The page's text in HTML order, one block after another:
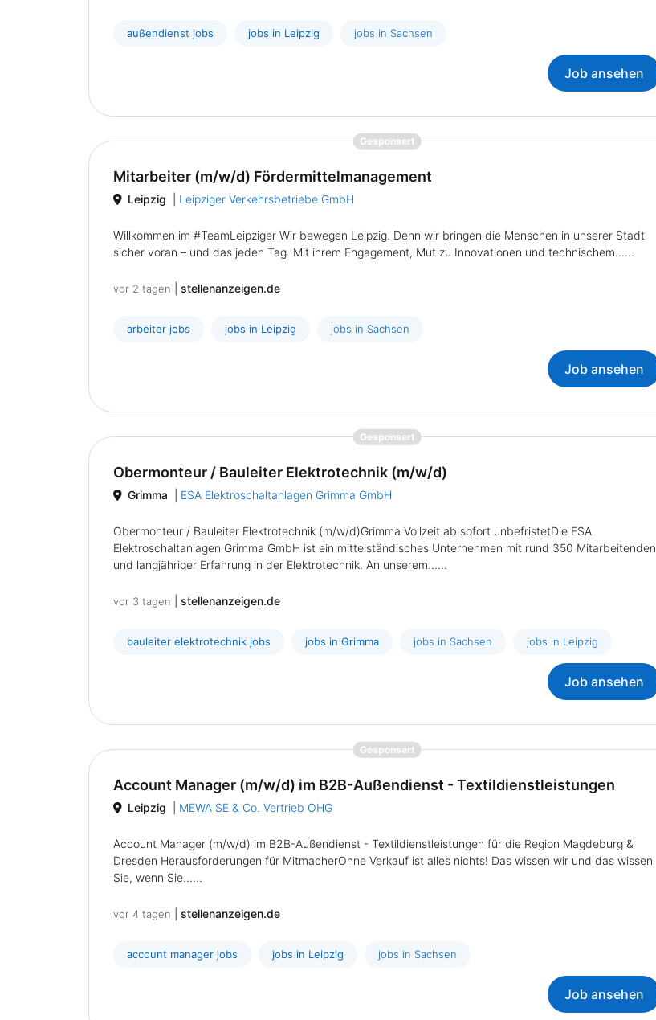
außendienst jobs jobs in Leipzig jobs in Sachsen
Job ansehen
Gesponsert{prompt.job}
Mitarbeiter (m/w/d) Fördermittelmanagement
Leipzig Leipziger Verkehrsbetriebe GmbH
Willkommen im #TeamLeipziger Wir bewegen Leipzig. Denn wir bringen die Menschen in unserer Stadt
sicher voran – und das jeden Tag. Mit ihrem Engagement, Mut zu Innovationen und technischem......
vor 2 tagen stellenanzeigen.de
arbeiter jobs jobs in Leipzig jobs in Sachsen
Job ansehen
Gesponsert{prompt.job}
Obermonteur / Bauleiter Elektrotechnik (m/w/d)
Grimma ESA Elektroschaltanlagen Grimma GmbH
Obermonteur / Bauleiter Elektrotechnik (m/w/d)Grimma Vollzeit ab sofort unbefristetDie ESA
Elektroschaltanlagen Grimma GmbH ist ein mittelständisches Unternehmen mit rund 350 Mitarbeitenden
und langjähriger Erfahrung in der Elektrotechnik. An unserem......
vor 3 tagen stellenanzeigen.de
bauleiter elektrotechnik jobs jobs in Grimma jobs in Sachsen jobs in Leipzig
Job ansehen
Gesponsert{prompt.job}
Account Manager (m/w/d) im B2B-Außendienst - Textildienstleistungen
Leipzig MEWA SE & Co. Vertrieb OHG
Account Manager (m/w/d) im B2B-Außendienst - Textildienstleistungen für die Region Magdeburg &
Dresden Herausforderungen für MitmacherOhne Verkauf ist alles nichts! Das wissen wir und das wissen
Sie, wenn Sie......
vor 4 tagen stellenanzeigen.de
account manager jobs jobs in Leipzig jobs in Sachsen
Job ansehen